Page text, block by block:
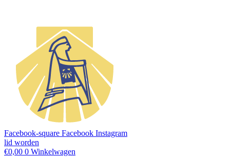
Facebook-square Facebook Instagram
lid worden
€0,00 0 Winkelwagen